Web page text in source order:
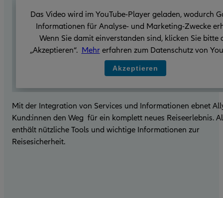
Das Video wird im YouTube-Player geladen, wodurch
Informationen für Analyse- und Marketing-Zwecke
Wenn Sie damit einverstanden sind, klicken Sie bitte
„Akzeptieren“. Mehr erfahren zum Datenschutz von
Akzeptieren
Mit der Integration von Services und Informationen ebnet
Kund:innen den Weg für ein komplett neues Reiseerlebnis.
enthält nützliche Tools und wichtige Informationen zur
Reisesicherheit.